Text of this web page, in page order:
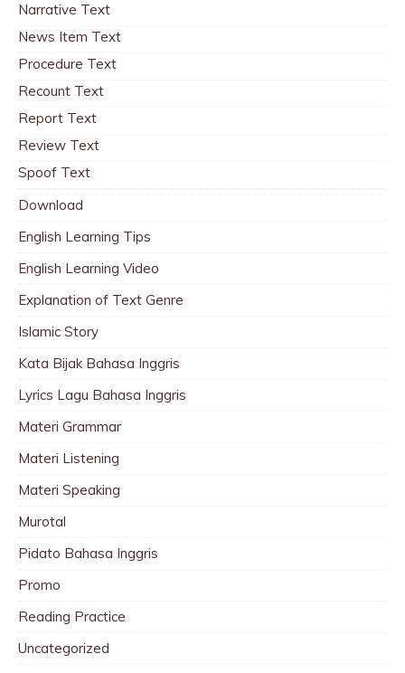
Narrative Text
News Item Text
Procedure Text
Recount Text
Report Text
Review Text
Spoof Text
Download
English Learning Tips
English Learning Video
Explanation of Text Genre
Islamic Story
Kata Bijak Bahasa Inggris
Lyrics Lagu Bahasa Inggris
Materi Grammar
Materi Listening
Materi Speaking
Murotal
Pidato Bahasa Inggris
Promo
Reading Practice
Uncategorized